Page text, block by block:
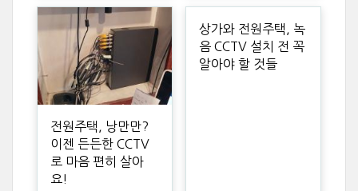
전원주택, 낭만만?
이젠 든든한 CCTV
로 마음 편히 살아
요!
상가와 전원주택, 녹
음 CCTV 설치 전 꼭
알아야 할 것들